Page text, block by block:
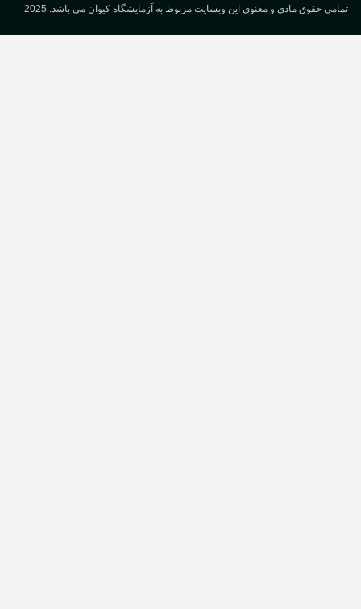
حقوق مادی و معنوی این وبسایت مربوط به آزمایشگاه کیوان می باشد. 2025